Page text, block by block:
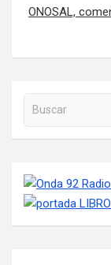
ONOSAL,
Buscar en la web